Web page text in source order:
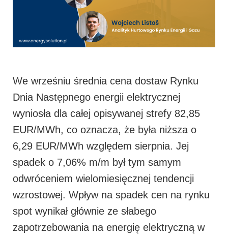
We wrześniu średnia cena dostaw Rynku
Dnia Następnego energii elektrycznej
wyniosła dla całej opisywanej strefy 82,85
EUR/MWh, co oznacza, że była niższa o
6,29 EUR/MWh względem sierpnia. Jej
spadek o 7,06% m/m był tym samym
odwróceniem wielomiesięcznej tendencji
wzrostowej. Wpływ na spadek cen na rynku
spot wynikał głównie ze słabego
zapotrzebowania na energię elektryczną w